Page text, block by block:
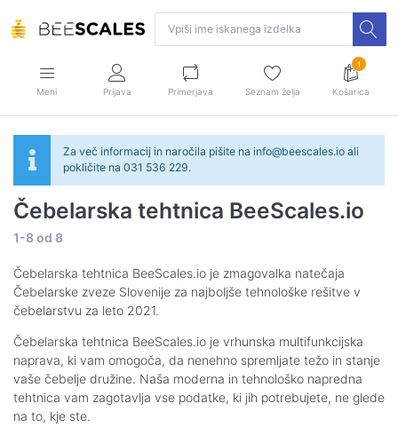
Meni Prijava Primerjava Seznam želja
1
Košarica
Za več informacij in naročila pišite na info@beescales.io ali
pokličite na 031 536 229.
Čebelarska tehtnica BeeScales.io
1-8od 8
Čebelarska tehtnica BeeScales.io je zmagovalka natečaja
Čebelarske zveze Slovenije za najboljše tehnološke rešitve v
čebelarstvu za leto 2021.
Čebelarska tehtnica BeeScales.io je vrhunska multifunkcijska
naprava, ki vam omogoča, da nenehno spremljate težo in stanje
vaše čebelje družine. Naša moderna in tehnološko napredna
tehtnica vam zagotavlja vse podatke, ki jih potrebujete, ne glede
na to, kje ste.